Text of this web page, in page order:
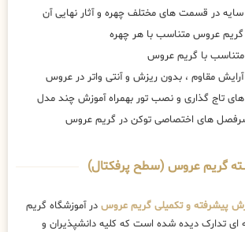
سایه در قسمت های مختلف چهره و آثار نهایی آن
عروس متناسب با هر چهره
با گریم عروس
آرایش مقاوم ، بدون ریزش و آنتی واتر در عروس
تاج گذاری و نصب تور بهمراه آموزش چند مدل
های اختصاصی توکن در گریم عروس
گریم عروس (سطح پرفکتال)
پیشرفته و تکمیلی گریم عروس در آموزشگاه گریم
ای تدارک دیده شده است که کلیه دانشپذیران و